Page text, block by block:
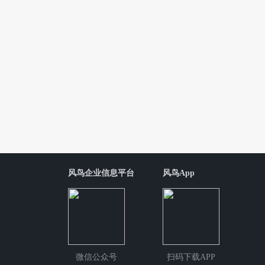
风鸟企业信息平台
微信公众号
风鸟App
扫码下载APP